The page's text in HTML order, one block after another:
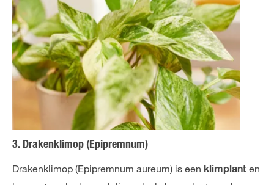
3. Drakenklimop (Epipremnum)
Drakenklimop (Epipremnum aureum) is een klimplant en